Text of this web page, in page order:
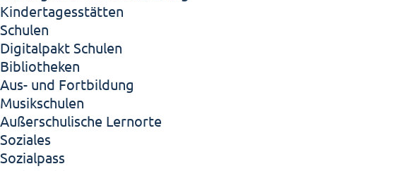
Kindertagesstätten
Schulen
Digitalpakt Schulen
Bibliotheken
Aus- und Fortbildung
Musikschulen
Außerschulische Lernorte
Soziales
Sozialpass